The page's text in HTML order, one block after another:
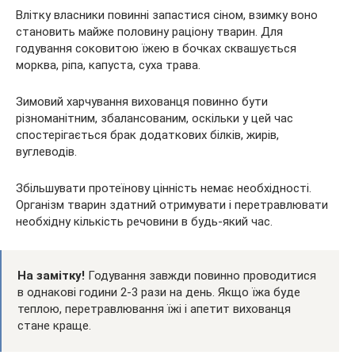
Влітку власники повинні запастися сіном, взимку воно
становить майже половину раціону тварин. Для
годування соковитою їжею в бочках сквашується
морква, ріпа, капуста, суха трава.
Зимовий харчування вихованця повинно бути
різноманітним, збалансованим, оскільки у цей час
спостерігається брак додаткових білків, жирів,
вуглеводів.
Збільшувати протеїнову цінність немає необхідності.
Організм тварин здатний отримувати і перетравлювати
необхідну кількість речовини в будь-який час.
На замітку! Годування завжди повинно проводитися
в однакові години 2-3 рази на день. Якщо їжа буде
теплою, перетравлювання їжі і апетит вихованця
стане краще.